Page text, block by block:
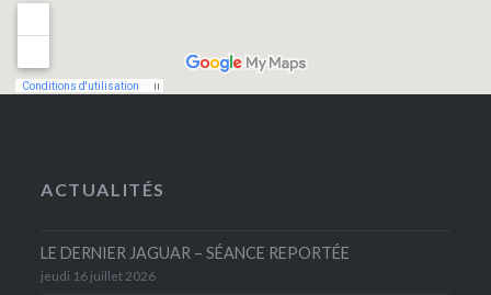
ACTUALITÉS
LE DERNIER JAGUAR – SÉANCE REPORTÉE
jeudi 16 juillet 2026